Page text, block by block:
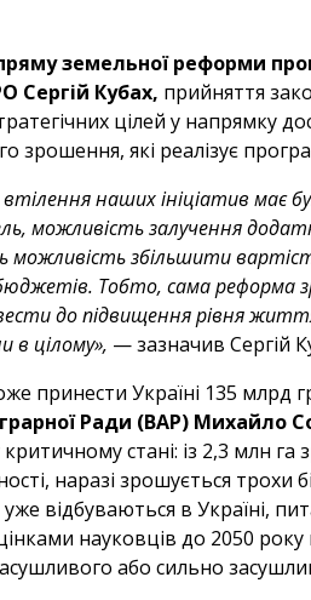
земельної реформи
Сергій Кубах, прийняття
цілей у напрямку
зрошення, які реалізує
наших ініціатив має
можливість залучення
можливість збільшити
Тобто, сама реформа
до підвищення рівня життя
в цілому», — зазначив Сергій
принести Україні 135 млрд
Ради (ВАР) Михайло
стані: із 2,3 млн
наразі зрошується трохи
уже відбуваються в Україні,
науковців до 2050 року
або сильно